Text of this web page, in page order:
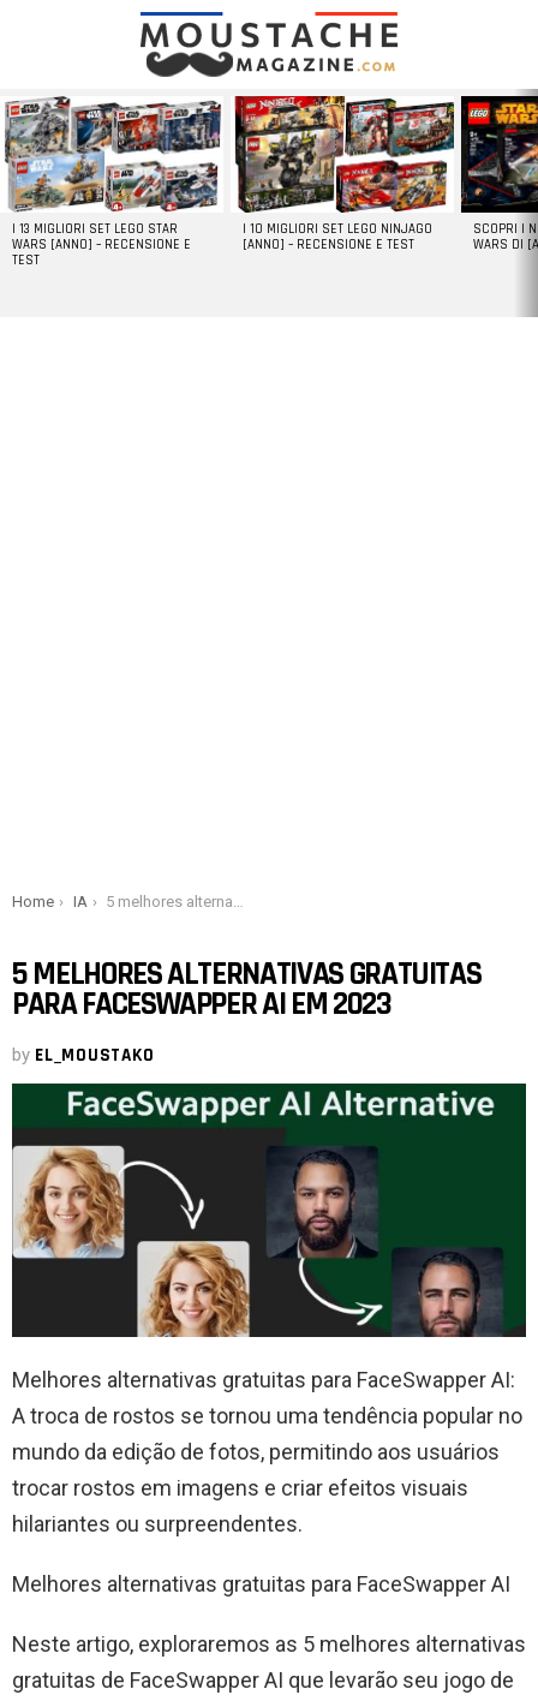
LATEST
STORIES
I 13 MIGLIORI SET LEGO STAR
WARS [ANNO] – RECENSIONE E
TEST
I 10 MIGLIORI SET LEGO NINJAGO
[ANNO] – RECENSIONE E TEST
SCOPRI I
WARS DI
You are here:
Home IA 5 melhores alternativas gratuitas para FaceSwapper AI em 2023
5 MELHORES ALTERNATIVAS GRATUITAS
PARA FACESWAPPER AI EM 2023
by EL_MOUSTAKO
Melhores alternativas gratuitas para FaceSwapper AI:
A troca de rostos se tornou uma tendência popular no
mundo da edição de fotos, permitindo aos usuários
trocar rostos em imagens e criar efeitos visuais
hilariantes ou surpreendentes.
Melhores alternativas gratuitas para FaceSwapper AI
Neste artigo, exploraremos as 5 melhores alternativas
gratuitas de FaceSwapper AI que levarão seu jogo de